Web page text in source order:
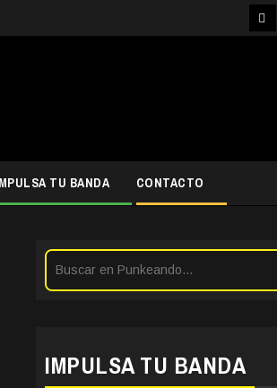
TU BANDA CONTACTO
IMPULSA TU BANDA